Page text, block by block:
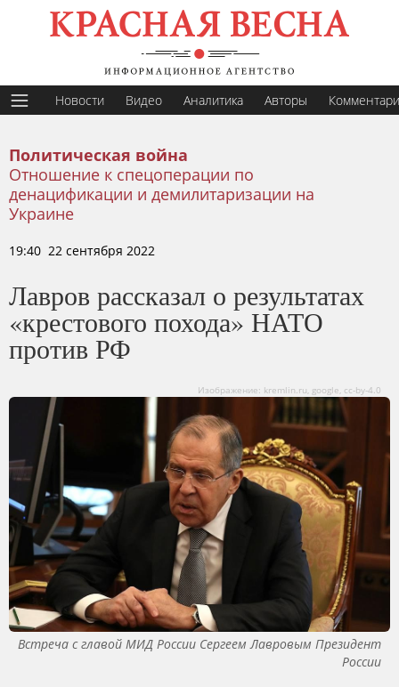
Новости Видео Аналитика Авторы
Политическая война
Отношение к спецоперации по
денацификации и демилитаризации на
Украине
19:40 22 сентября 2022
Лавров рассказал о результатах
«крестового похода» НАТО
против РФ
Изображение: kremlin.ru, google, cc-by-4.0
Встреча с главой МИД России Сергеем Лавровым Президент
России